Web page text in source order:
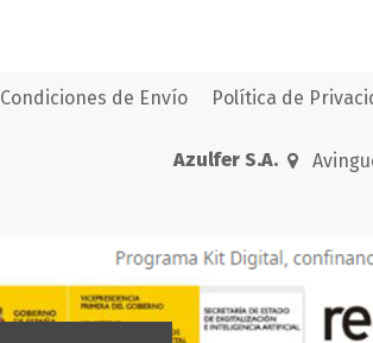
Condiciones de Envío Política de
Azulfer S.A.